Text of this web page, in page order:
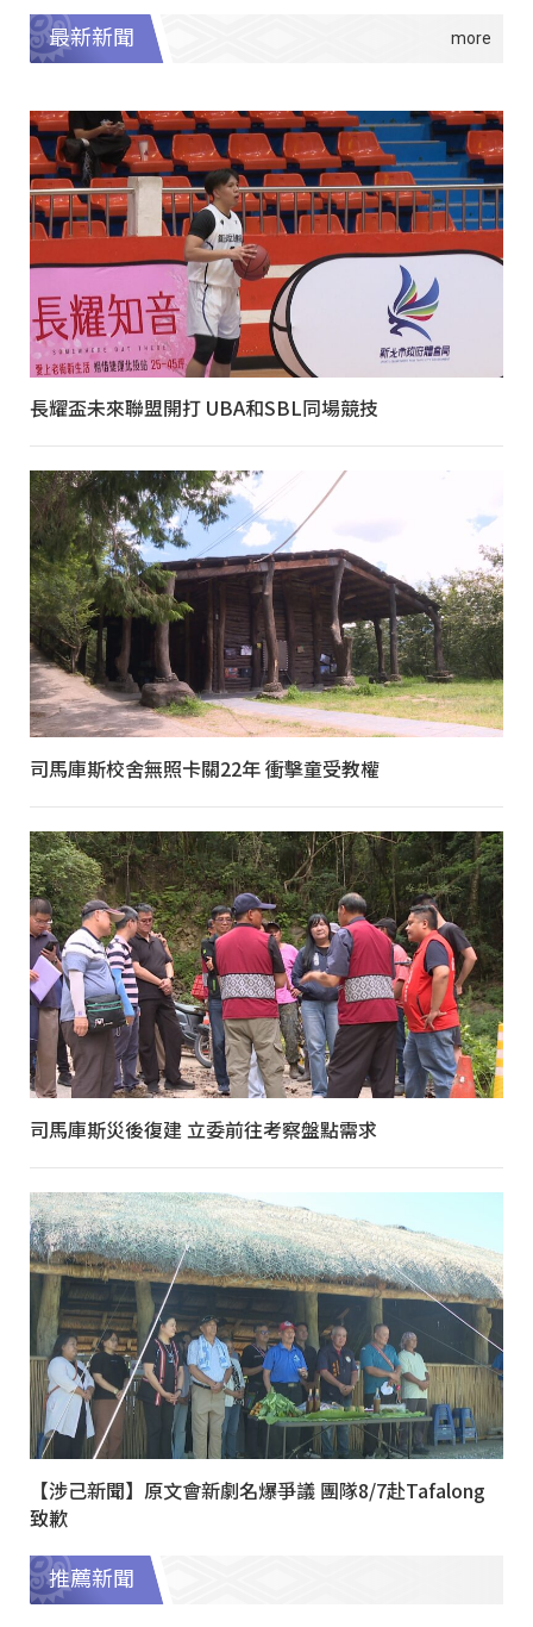
最新新聞
長耀盃未來聯盟開打 UBA和SBL同場競技
司馬庫斯校舍無照卡關22年 衝擊童受教權
司馬庫斯災後復建 立委前往考察盤點需求
【涉己新聞】原文會新劇名爆爭議 團隊8/7赴Tafalong
致歉
推薦新聞